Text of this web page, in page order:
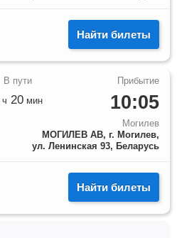
Найти билеты
10:05
Могилев
МОГИЛЕВ АВ, г. Могилев,
ул. Ленинская 93, Беларусь
ч 20 мин
Найти билеты